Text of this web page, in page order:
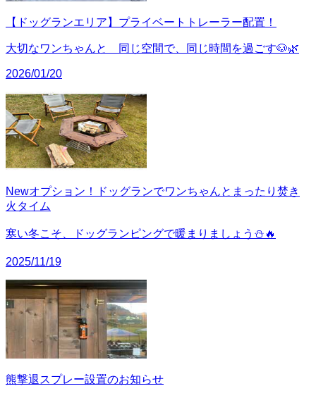
【ドッグランエリア】プライベートトレーラー配置！
大切なワンちゃんと 同じ空間で、同じ時間を過ごす🐶🌿
2026/01/20
Newオプション！ドッグランでワンちゃんとまったり焚き
火タイム
寒い冬こそ、ドッグランピングで暖まりましょう⛄🔥
2025/11/19
熊撃退スプレー設置のお知らせ